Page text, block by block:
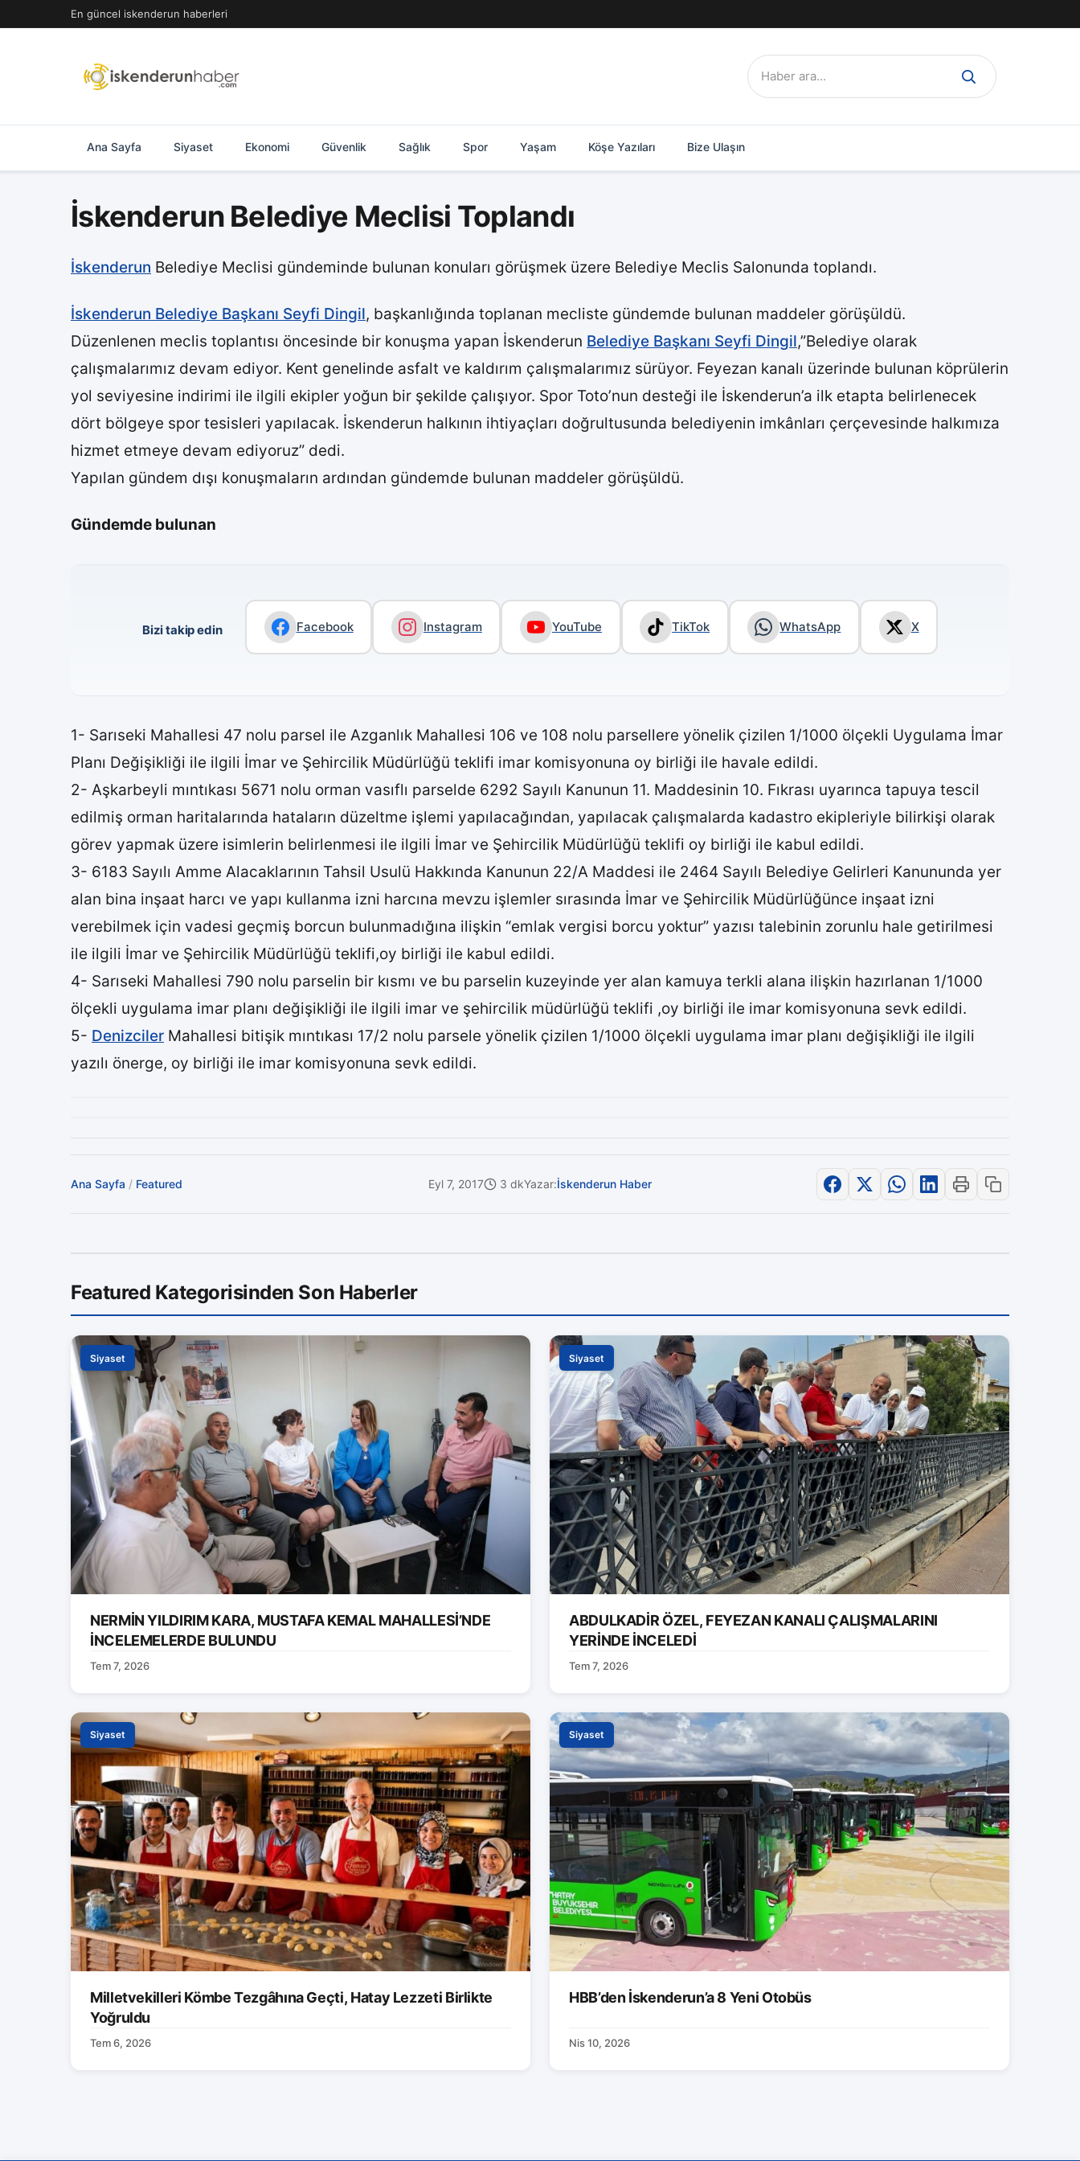
geç
En güncel iskenderun haberleri
Ara:
Ana Sayfa Siyaset Ekonomi Güvenlik Sağlık Spor Yaşam Köşe Yazıları Bize Ulaşın
İskenderun Belediye Meclisi Toplandı
İskenderun Belediye Meclisi gündeminde bulunan konuları görüşmek üzere Belediye Meclis Salonunda toplandı.
İskenderun Belediye Başkanı Seyfi Dingil, başkanlığında toplanan mecliste gündemde bulunan maddeler görüşüldü.
Düzenlenen meclis toplantısı öncesinde bir konuşma yapan İskenderun Belediye Başkanı Seyfi Dingil,”Belediye olarak
çalışmalarımız devam ediyor. Kent genelinde asfalt ve kaldırım çalışmalarımız sürüyor. Feyezan kanalı üzerinde bulunan köprülerin
yol seviyesine indirimi ile ilgili ekipler yoğun bir şekilde çalışıyor. Spor Toto’nun desteği ile İskenderun’a ilk etapta belirlenecek
dört bölgeye spor tesisleri yapılacak. İskenderun halkının ihtiyaçları doğrultusunda belediyenin imkânları çerçevesinde halkımıza
hizmet etmeye devam ediyoruz” dedi.
Yapılan gündem dışı konuşmaların ardından gündemde bulunan maddeler görüşüldü.
Gündemde bulunan
Bizi takip edin Facebook Instagram YouTube TikTok WhatsApp X
1- Sarıseki Mahallesi 47 nolu parsel ile Azganlık Mahallesi 106 ve 108 nolu parsellere yönelik çizilen 1/1000 ölçekli Uygulama İmar
Planı Değişikliği ile ilgili İmar ve Şehircilik Müdürlüğü teklifi imar komisyonuna oy birliği ile havale edildi.
2- Aşkarbeyli mıntıkası 5671 nolu orman vasıflı parselde 6292 Sayılı Kanunun 11. Maddesinin 10. Fıkrası uyarınca tapuya tescil
edilmiş orman haritalarında hataların düzeltme işlemi yapılacağından, yapılacak çalışmalarda kadastro ekipleriyle bilirkişi olarak
görev yapmak üzere isimlerin belirlenmesi ile ilgili İmar ve Şehircilik Müdürlüğü teklifi oy birliği ile kabul edildi.
3- 6183 Sayılı Amme Alacaklarının Tahsil Usulü Hakkında Kanunun 22/A Maddesi ile 2464 Sayılı Belediye Gelirleri Kanununda yer
alan bina inşaat harcı ve yapı kullanma izni harcına mevzu işlemler sırasında İmar ve Şehircilik Müdürlüğünce inşaat izni
verebilmek için vadesi geçmiş borcun bulunmadığına ilişkin “emlak vergisi borcu yoktur” yazısı talebinin zorunlu hale getirilmesi
ile ilgili İmar ve Şehircilik Müdürlüğü teklifi,oy birliği ile kabul edildi.
4- Sarıseki Mahallesi 790 nolu parselin bir kısmı ve bu parselin kuzeyinde yer alan kamuya terkli alana ilişkin hazırlanan 1/1000
ölçekli uygulama imar planı değişikliği ile ilgili imar ve şehircilik müdürlüğü teklifi ,oy birliği ile imar komisyonuna sevk edildi.
5- Denizciler Mahallesi bitişik mıntıkası 17/2 nolu parsele yönelik çizilen 1/1000 ölçekli uygulama imar planı değişikliği ile ilgili
yazılı önerge, oy birliği ile imar komisyonuna sevk edildi.
Ana Sayfa / Featured Eyl 7, 2017 3 dkYazar:İskenderun Haber
Featured Kategorisinden Son Haberler
Siyaset
NERMİN YILDIRIM KARA, MUSTAFA KEMAL MAHALLESİ’NDE
İNCELEMELERDE BULUNDU
Tem 7, 2026
Siyaset
ABDULKADİR ÖZEL, FEYEZAN KANALI ÇALIŞMALARINI
YERİNDE İNCELEDİ
Tem 7, 2026
Siyaset
Milletvekilleri Kömbe Tezgâhına Geçti, Hatay Lezzeti Birlikte
Yoğruldu
Tem 6, 2026
Siyaset
HBB’den İskenderun’a 8 Yeni Otobüs
Nis 10, 2026